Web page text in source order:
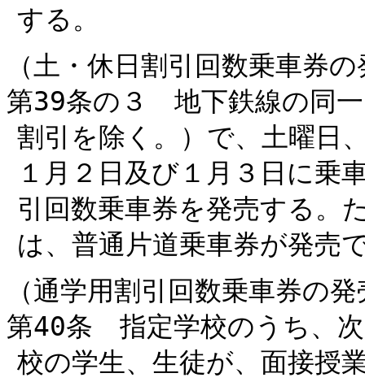
する。
（土・休日割引回数乗車券
第39条の３ 地下鉄線の同
割引を除く。）で、土曜日
１月２日及び１月３日に乗
引回数乗車券を発売する。
は、普通片道乗車券が発売
（通学用割引回数乗車券の
第40条 指定学校のうち、
校の学生、生徒が、面接授